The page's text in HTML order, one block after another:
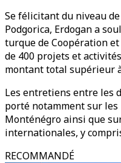
Se félicitant du niveau
Podgorica, Erdogan a
turque de Coopération
de 400 projets et
montant total supérieur
Les entretiens entre les
porté notamment sur
Monténégro ainsi que
internationales, y
RECOMMANDÉ